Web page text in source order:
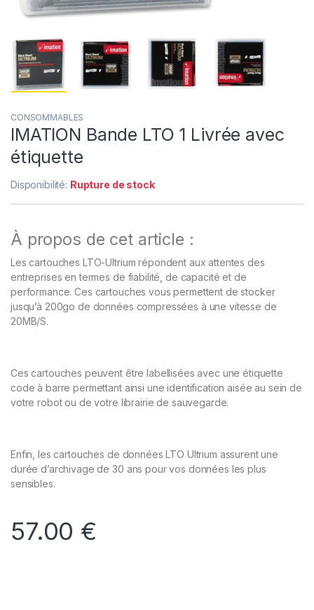
CONSOMMABLES
IMATION Bande LTO 1 Livrée avec
étiquette
Disponibilité: Rupture de stock
À propos de cet article :
Les cartouches LTO-Ultrium répondent aux attentes des
entreprises en termes de fiabilité, de capacité et de
performance. Ces cartouches vous permettent de stocker
jusqu’à 200go de données compressées à une vitesse de
20MB/S.
Ces cartouches peuvent être labellisées avec une étiquette
code à barre permettant ainsi une identification aisée au sein de
votre robot ou de votre librairie de sauvegarde.
Enfin, les cartouches de données LTO Ultrium assurent une
durée d’archivage de 30 ans pour vos données les plus
sensibles.
57.00 €